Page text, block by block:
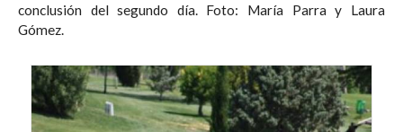
conclusión del segundo día. Foto: María Parra y Laura
Gómez.